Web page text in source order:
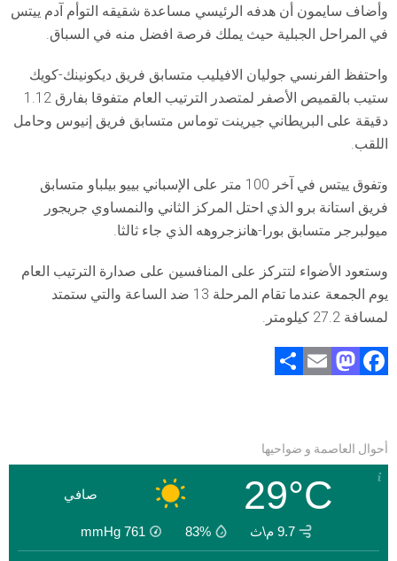
وأضاف سايمون أن هدفه الرئيسي مساعدة شقيقه التوأم آدم ييتس
في المراحل الجبلية حيث يملك فرصة افضل منه في السباق.
واحتفظ الفرنسي جوليان الافيليب متسابق فريق ديكونينك-كويك
ستيب بالقميص الأصفر لمتصدر الترتيب العام متفوقا بفارق 1.12
دقيقة على البريطاني جيرينت توماس متسابق فريق إنيوس وحامل
اللقب.
وتفوق ييتس في آخر 100 متر على الإسباني بييو بيلباو متسابق
فريق استانة برو الذي احتل المركز الثاني والنمساوي جريجور
ميولبرجر متسابق بورا-هانزجروهه الذي جاء ثالثا.
وستعود الأضواء لتتركز على المنافسين على صدارة الترتيب العام
يوم الجمعة عندما تقام المرحلة 13 ضد الساعة والتي ستمتد
لمسافة 27.2 كيلومتر.
F
b
o
M
o
d
o
E
l
e
أحوال العاصمة و ضواحيها
29°C صافي
9.7 م\ث 83%
761
mmHg